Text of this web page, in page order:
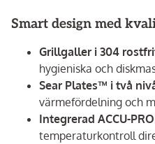
Smart design med
Grillgaller i 304
hygieniska och
Sear Plates™ i två
värmefördelning och
Integrerad ACCU-
temperaturkontroll